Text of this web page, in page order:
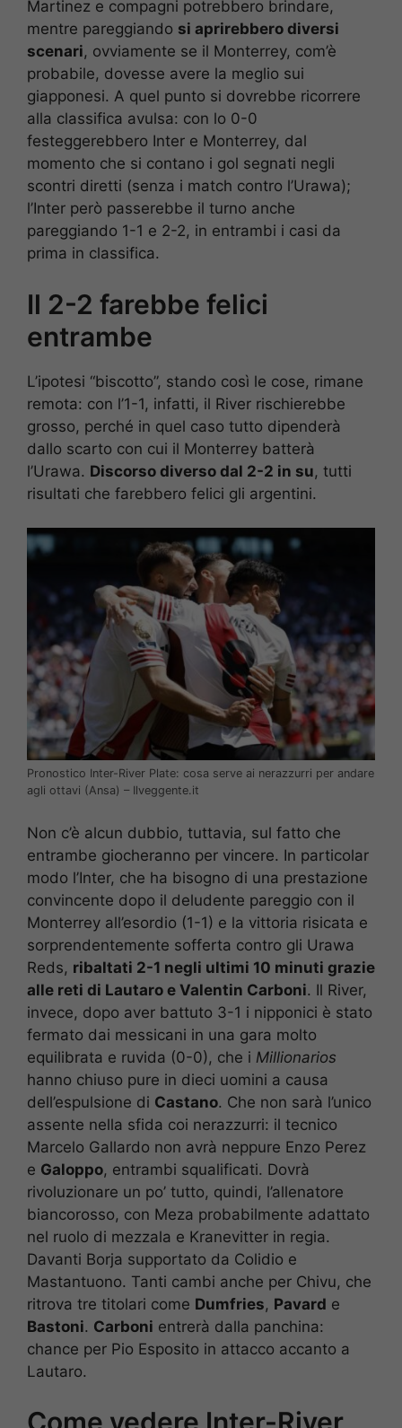
Martinez e compagni potrebbero brindare,
mentre pareggiando si aprirebbero diversi
scenari, ovviamente se il Monterrey, com’è
probabile, dovesse avere la meglio sui
giapponesi. A quel punto si dovrebbe ricorrere
alla classifica avulsa: con lo 0-0
festeggerebbero Inter e Monterrey, dal
momento che si contano i gol segnati negli
scontri diretti (senza i match contro l’Urawa);
l’Inter però passerebbe il turno anche
pareggiando 1-1 e 2-2, in entrambi i casi da
prima in classifica.
Il 2-2 farebbe felici
entrambe
L’ipotesi “biscotto”, stando così le cose, rimane
remota: con l’1-1, infatti, il River rischierebbe
grosso, perché in quel caso tutto dipenderà
dallo scarto con cui il Monterrey batterà
l’Urawa. Discorso diverso dal 2-2 in su, tutti
risultati che farebbero felici gli argentini.
Pronostico Inter-River Plate: cosa serve ai nerazzurri per andare
agli ottavi (Ansa) – Ilveggente.it
Non c’è alcun dubbio, tuttavia, sul fatto che
entrambe giocheranno per vincere. In particolar
modo l’Inter, che ha bisogno di una prestazione
convincente dopo il deludente pareggio con il
Monterrey all’esordio (1-1) e la vittoria risicata e
sorprendentemente sofferta contro gli Urawa
Reds, ribaltati 2-1 negli ultimi 10 minuti grazie
alle reti di Lautaro e Valentin Carboni. Il River,
invece, dopo aver battuto 3-1 i nipponici è stato
fermato dai messicani in una gara molto
equilibrata e ruvida (0-0), che i Millionarios
hanno chiuso pure in dieci uomini a causa
dell’espulsione di Castano. Che non sarà l’unico
assente nella sfida coi nerazzurri: il tecnico
Marcelo Gallardo non avrà neppure Enzo Perez
e Galoppo, entrambi squalificati. Dovrà
rivoluzionare un po’ tutto, quindi, l’allenatore
biancorosso, con Meza probabilmente adattato
nel ruolo di mezzala e Kranevitter in regia.
Davanti Borja supportato da Colidio e
Mastantuono. Tanti cambi anche per Chivu, che
ritrova tre titolari come Dumfries, Pavard e
Bastoni. Carboni entrerà dalla panchina:
chance per Pio Esposito in attacco accanto a
Lautaro.